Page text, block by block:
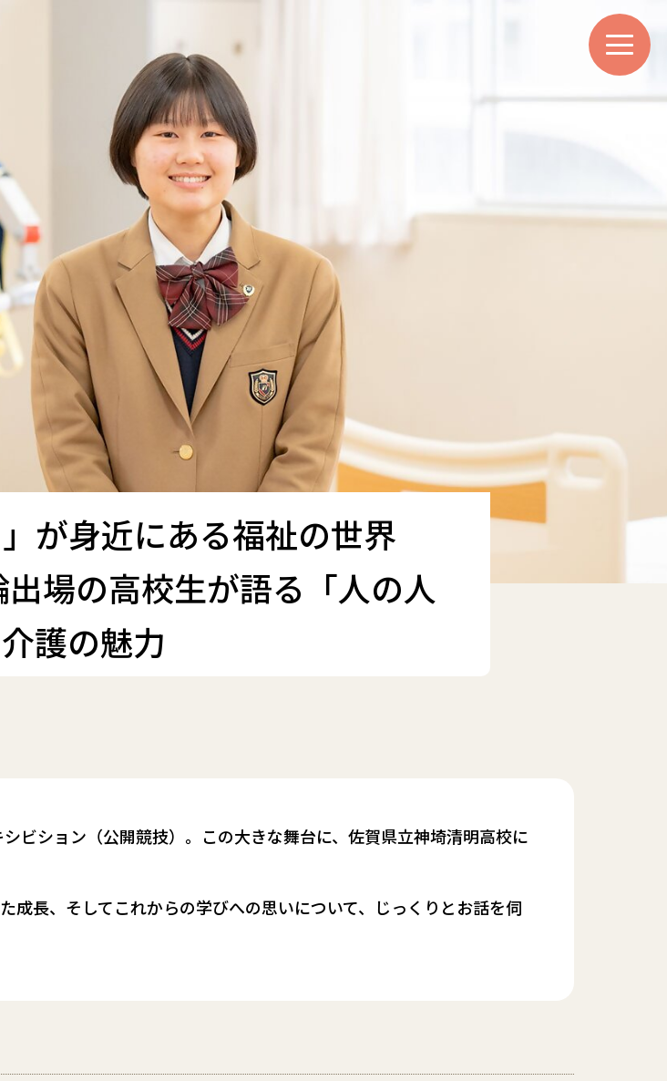
」が身近にある福祉の世界
場の高校生が語る「人の人
護の魅力
ビション（公開競技）。この大きな舞台に、佐賀県立神埼清明高校に
成長、そしてこれからの学びへの思いについて、じっくりとお話を伺